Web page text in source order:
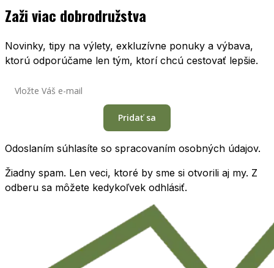
Zaži viac dobrodružstva
Novinky, tipy na výlety, exkluzívne ponuky a výbava,
ktorú odporúčame len tým, ktorí chcú cestovať lepšie.
Pridať sa
Odoslaním súhlasíte so spracovaním osobných údajov.
Žiadny spam. Len veci, ktoré by sme si otvorili aj my. Z
odberu sa môžete kedykoľvek odhlásiť.